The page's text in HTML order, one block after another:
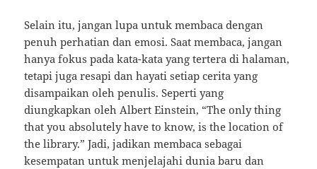
Selain itu, jangan lupa untuk membaca dengan
penuh perhatian dan emosi. Saat membaca, jangan
hanya fokus pada kata-kata yang tertera di halaman,
tetapi juga resapi dan hayati setiap cerita yang
disampaikan oleh penulis. Seperti yang
diungkapkan oleh Albert Einstein, “The only thing
that you absolutely have to know, is the location of
the library.” Jadi, jadikan membaca sebagai
kesempatan untuk menjelajahi dunia baru dan